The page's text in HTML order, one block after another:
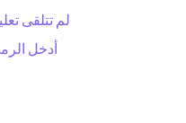
لم تتلقى
أدخل